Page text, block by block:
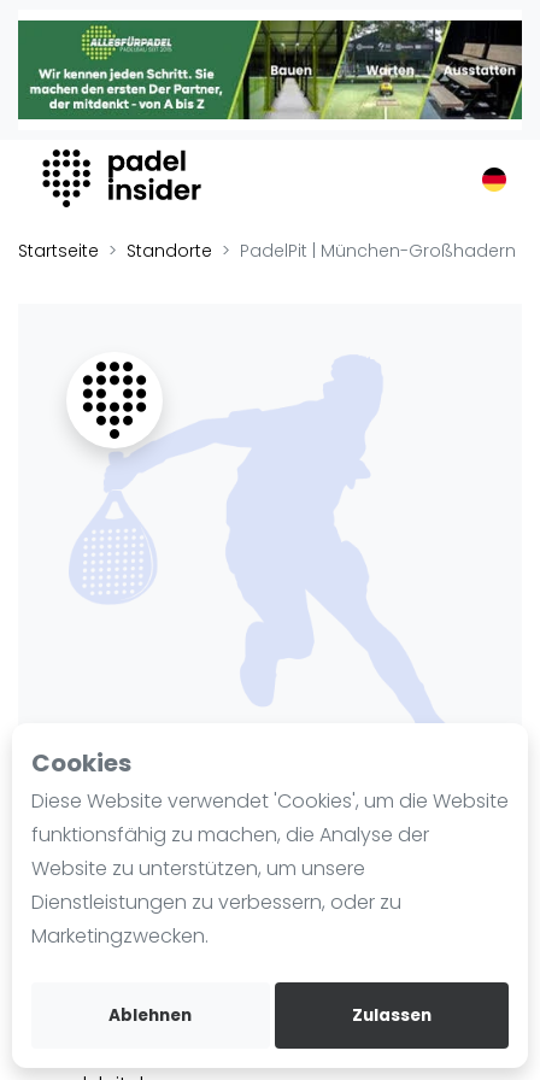
Cookies
Diese Website verwendet 'Cookies', um die Website
funktionsfähig zu machen, die Analyse der
Website zu unterstützen, um unsere
Dienstleistungen zu verbessern, oder zu
Marketingzwecken.
Ablehnen Zulassen
Padel Insider
Home
Organisationen
Buchungssysteme
Padel-Shops
Veranstaltungen
Turniere
International
Playtomic
Ranking
Blog
Die Geschichte von Padel
Regeln und Punktzählung
Padel Schläge
Video
Startseite Standorte PadelPit | München-Großhadern
PadelPit | München-
Großhadern
Zuletzt aktualisiert am 29. Mai 2026
Waldgartenstraße 17
München